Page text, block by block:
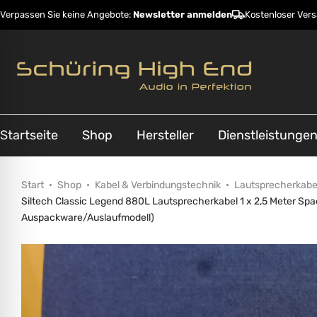
Verpassen Sie keine Angebote: Newsletter anmelden Kostenloser
Startseite Shop Hersteller Dienstleistungen
Start Shop Kabel & Verbindungstechnik
Siltech Classic Legend 880L Lautsprecherkabel 1 x 2,5 Meter
Auspackware/Auslaufmodell)